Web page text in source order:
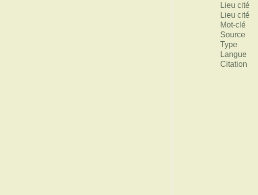
Lieu cité
Lieu cité
Mot-clé
Source
Type
Langue
Citation